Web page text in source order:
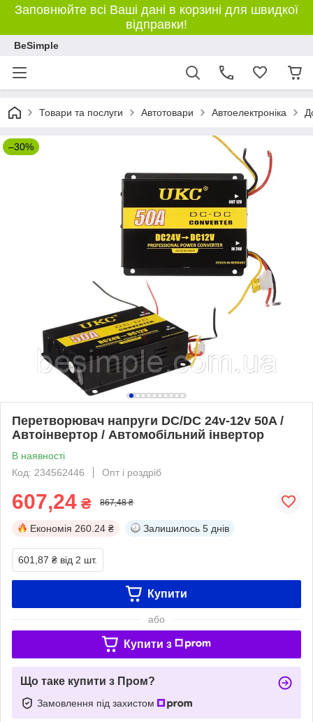
Заповнюйте всі Ваші дані в корзині для швидкої
відправки!
BeSimple
Товари та послуги Автотовари Автоелектроніка
–30%
Перетворювач напруги DC/DC 24v-12v 50A /
Автоінвертор / Автомобільний інвертор
В наявності
Код: 234562446
Опт і роздріб
607,24 ₴ 867,48 ₴
Економія 260.24 ₴ Залишилось 5 днів
601,87 ₴ від 2 шт.
Купити
або
Купити з
Що таке купити з Пром?
Замовлення під захистом